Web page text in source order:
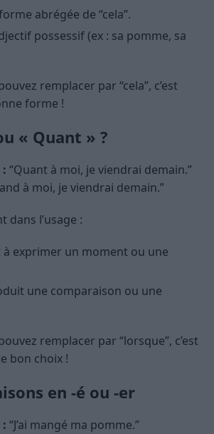
abrégée de “cela”.
possessif (ex : sa pomme, sa
remplacer par “cela”, c’est
forme !
« Quant » ?
“Quant à moi, je viendrai demain.”
à moi, je viendrai demain.”
dans l’usage :
à exprimer un moment ou une
une comparaison ou une
remplacer par “lorsque”, c’est
bon choix !
en -é ou -er
“J’ai mangé ma pomme.”